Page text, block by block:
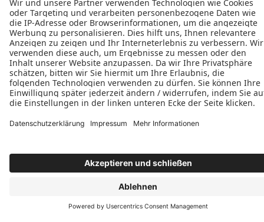
Der letzte Akt: die fachgerechte
Montage
Der fachmännische Einbau Ihrer Fenster ist echte
Team-Arbeit und die beginnt nicht erst auf der
Baustelle. Unsere Monteure besuchen regelmäßig
mit denkmalgerechten Fenstern und Türen. Ihr
behutsamen Umgang mit der historischen
Bausubstanz und die erfolgreiche Montage vor Ort.
Denn der Einbau besonderer Fenster erfordert
besondere Fähigkeiten.